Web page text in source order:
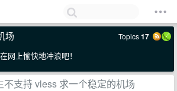
场 Topics17
网上愉快地冲浪吧！
不支持 vless 求一个稳定的机场